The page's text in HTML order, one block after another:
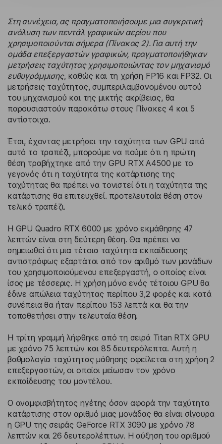
Στη συνέχεια, ας πραγματοποιήσουμε μια συγκριτική
ανάλυση των πεντάλ γραφικών αερίου που
χρησιμοποιούνται σήμερα (Πίνακας 2). Για αυτή την
ομάδα επεξεργαστών γραφικών, πραγματοποιήθηκαν
μετρήσεις ταχύτητας χρησιμοποιώντας τον μηχανισμό
ευθυγράμμισης, καθώς και τη χρήση FP16 και FP32. Οι
μετρήσεις ταχύτητας, συμπεριλαμβανομένου αυτού
του μηχανισμού και της μικτής ακρίβειας, θα
παρουσιαστούν παρακάτω στους Πίνακες 4 και 5
αντίστοιχα.
Έτσι, έχοντας μετρήσει την ταχύτητα των GPU από
αυτό το τραπέζι, μπορούμε να πούμε ότι η πρώτη
θέση τραβήχτηκε από την GPU RTX A4500 με το
γεγονός ότι η ταχύτητα της κατάρτισης της
ταχύτητας θα πρέπει να τονιστεί ότι η ταχύτητα της
κατάρτισης θα επιτευχθεί. προτελευταία θέση στον
τελικό τραπέζι.
Η GPU Quadro RTX 6000 με χρόνο εκμάθησης 47
λεπτών είναι στη δεύτερη θέση. Θα πρέπει να
σημειωθεί ότι μια τέτοια ταχύτητα εκπαίδευσης
αντιστρόφως εξαρτάται από τον αριθμό των μονάδων
του χρησιμοποιούμενου επεξεργαστή, ο οποίος είναι
ίσος με τέσσερις. Η χρήση μόνο ενός τέτοιου GPU θα
έδινε απώλεια ταχύτητας περίπου 3,2 φορές και κατά
συνέπεια θα ήταν περίπου 153 λεπτά και θα την
τοποθετήσει στην τελευταία θέση.
Η τρίτη γραμμή λήφθηκε από τη σειρά Titan RTX GPU
με χρόνο 75 λεπτών και 85 δευτερόλεπτα. Αυτή η
βαθμολογία ταχύτητας μάθησης οφείλεται στη χρήση 2
επεξεργαστών, οι οποίοι μείωσαν τον χρόνο
εκπαίδευσης του μοντέλου.
Ο αναμφισβήτητος ηγέτης όσον αφορά την ταχύτητα
κατάρτισης στον αριθμό μιας μονάδας θα είναι σίγουρα
η GPU της σειράς GeForce RTX 3090 με χρόνο 78
λεπτών και 26 δευτερολέπτων. Η αύξηση του αριθμού